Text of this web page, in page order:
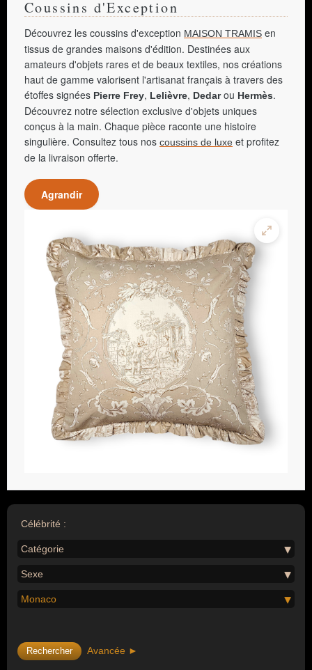
Coussins d'Exception
Découvrez les coussins d'exception MAISON TRAMIS en
tissus de grandes maisons d'édition. Destinées aux
amateurs d'objets rares et de beaux textiles, nos créations
haut de gamme valorisent l'artisanat français à travers des
étoffes signées Pierre Frey, Lelièvre, Dedarou Hermès.
Découvrez notre sélection exclusive d'objets uniques
conçus à la main. Chaque pièce raconte une histoire
singulière. Consultez tous nos coussins de luxe et profitez
de la livraison offerte.
Agrandir
Célébrité :
Catégorie
Sexe
Monaco
Avancée ►